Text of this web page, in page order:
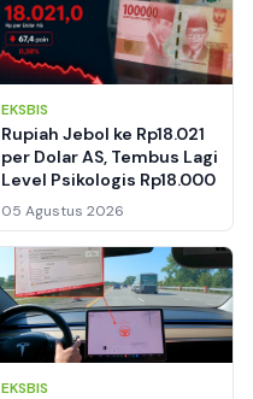
EKSBIS
Rupiah Jebol ke Rp18.021
per Dolar AS, Tembus Lagi
Level Psikologis Rp18.000
05 Agustus 2026
EKSBIS